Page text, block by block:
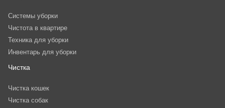
Системы уборки
Чистота в квартире
Техника для уборки
Инвентарь для уборки
Чистка
Чистка кошек
Чистка собак